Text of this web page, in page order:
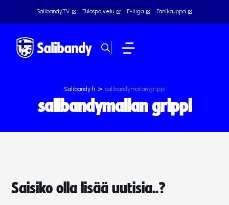
SalibandyTV Tulospalvelu F-liiga Fanikauppa
Salibandy.fi > salibandymailan grippi
salibandymailan grippi
Saisiko olla lisää uutisia..?